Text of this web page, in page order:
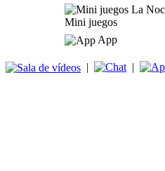
Mini juegos
App
| |